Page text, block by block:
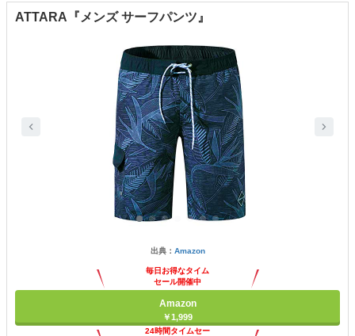
ATTARA『メンズ サーフパンツ』
出典： Amazon
毎日お得なタイム
セール開催中
Amazon
￥1,999
24時間タイムセー